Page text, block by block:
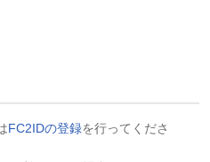
FC2IDの登録を行ってくださ